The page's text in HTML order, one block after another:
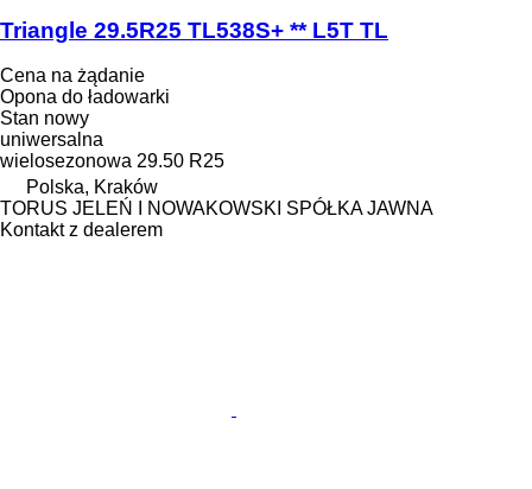
Triangle 29.5R25 TL538S+ ** L5T TL
Cena na żądanie
Opona do ładowarki
Stan nowy
uniwersalna
wielosezonowa 29.50 R25
Polska, Kraków
TORUS JELEŃ I NOWAKOWSKI SPÓŁKA JAWNA
Kontakt z dealerem